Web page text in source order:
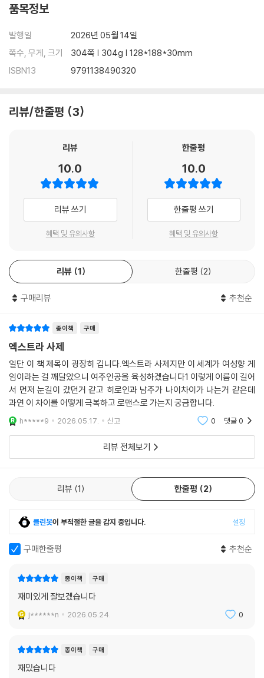
품목정보
발행일
2026년 05월 14일
쪽수, 무게, 크기
304쪽 | 304g | 128*188*30mm
ISBN13
9791138490320
리뷰/한줄평 3
리뷰
10.0
리뷰 쓰기
혜택 및 유의사항
한줄평
10.0
한줄평 쓰기
혜택 및 유의사항
리뷰 1 한줄평 2
구매리뷰 추천순
종이책 구매
엑스트라 사제
일단 이 책 제목이 굉장히 깁니다.엑스트라 사제지만 이 세계가 여성향 게
임이라는 걸 깨달았으니 여주인공을 육성하겠습니다1 이렇게 이름이 길어
서 먼저 눈길이 갔던거 같고 히로인과 남주가 나이차이가 나는거 같은데
과연 이 차이를 어떻게 극복하고 로맨스로 가는지 궁금합니다.
h*****9 2026.05.17. 신고 0 댓글0
리뷰 전체보기
리뷰 1 한줄평 2
클린봇이 부적절한 글을 감지 중입니다. 설정
구매한줄평 추천순
종이책 구매
재미있게 잘보겠습니다
j******n 2026.05.24. 0
종이책 구매
재밌습니다